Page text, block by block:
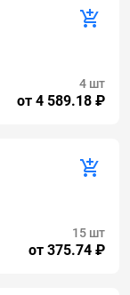
от 4 589.18 ₽
4 шт
от 375.74 ₽
15 шт